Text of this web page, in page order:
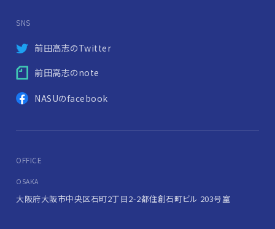
SNS
前田高志のTwitter
前田高志のnote
NASUのfacebook
OFFICE
OSAKA
大阪府大阪市中央区石町2丁目2-2都住創石町ビル 203号室